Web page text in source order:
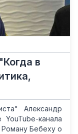
в
Александр
канала
Бебеху о